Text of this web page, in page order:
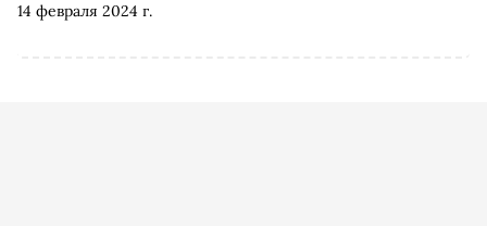
14 февраля 2024 г.
Александру Борисову. Заведующий Музеем